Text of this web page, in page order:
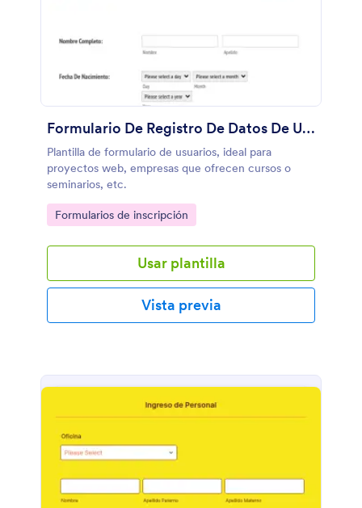
Formulario De Registro De Datos De Usuarios
Plantilla de formulario de usuarios, ideal para
proyectos web, empresas que ofrecen cursos o
seminarios, etc.
Go to Category:
Formularios de inscripción
Usar plantilla
Vista previa